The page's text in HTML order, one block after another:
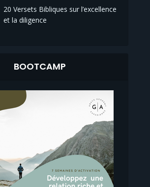
20 Versets Bibliques sur l’excellence
et la diligence
BOOTCAMP